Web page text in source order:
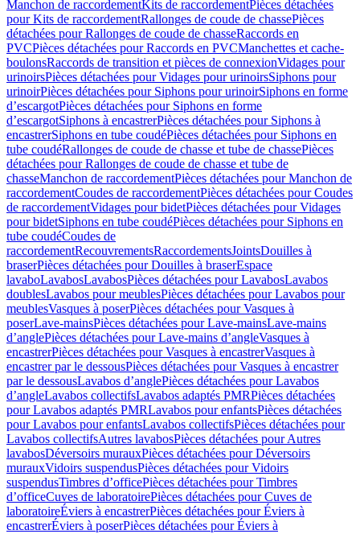
Manchon de raccordementKits de raccordementPièces détachées
pour Kits de raccordementRallonges de coude de chassePièces
détachées pour Rallonges de coude de chasseRaccords en
PVCPièces détachées pour Raccords en PVCManchettes et cache-
boulonsRaccords de transition et pièces de connexionVidages pour
urinoirsPièces détachées pour Vidages pour urinoirsSiphons pour
urinoirPièces détachées pour Siphons pour urinoirSiphons en forme
d’escargotPièces détachées pour Siphons en forme
d’escargotSiphons à encastrerPièces détachées pour Siphons à
encastrerSiphons en tube coudéPièces détachées pour Siphons en
tube coudéRallonges de coude de chasse et tube de chassePièces
détachées pour Rallonges de coude de chasse et tube de
chasseManchon de raccordementPièces détachées pour Manchon de
raccordementCoudes de raccordementPièces détachées pour Coudes
de raccordementVidages pour bidetPièces détachées pour Vidages
pour bidetSiphons en tube coudéPièces détachées pour Siphons en
tube coudéCoudes de
raccordementRecouvrementsRaccordementsJointsDouilles à
braserPièces détachées pour Douilles à braserEspace
lavaboLavabosLavabosPièces détachées pour LavabosLavabos
doublesLavabos pour meublesPièces détachées pour Lavabos pour
meublesVasques à poserPièces détachées pour Vasques à
poserLave-mainsPièces détachées pour Lave-mainsLave-mains
d’anglePièces détachées pour Lave-mains d’angleVasques à
encastrerPièces détachées pour Vasques à encastrerVasques à
encastrer par le dessousPièces détachées pour Vasques à encastrer
par le dessousLavabos d’anglePièces détachées pour Lavabos
d’angleLavabos collectifsLavabos adaptés PMRPièces détachées
pour Lavabos adaptés PMRLavabos pour enfantsPièces détachées
pour Lavabos pour enfantsLavabos collectifsPièces détachées pour
Lavabos collectifsAutres lavabosPièces détachées pour Autres
lavabosDéversoirs murauxPièces détachées pour Déversoirs
murauxVidoirs suspendusPièces détachées pour Vidoirs
suspendusTimbres dʼofficePièces détachées pour Timbres
dʼofficeCuves de laboratoirePièces détachées pour Cuves de
laboratoireÉviers à encastrerPièces détachées pour Éviers à
encastrerÉviers à poserPièces détachées pour Éviers à